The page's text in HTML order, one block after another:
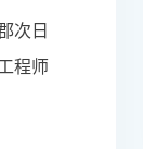
次日
程师